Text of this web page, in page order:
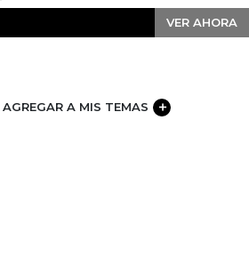
VER AHORA
AGREGAR A MIS TEMAS